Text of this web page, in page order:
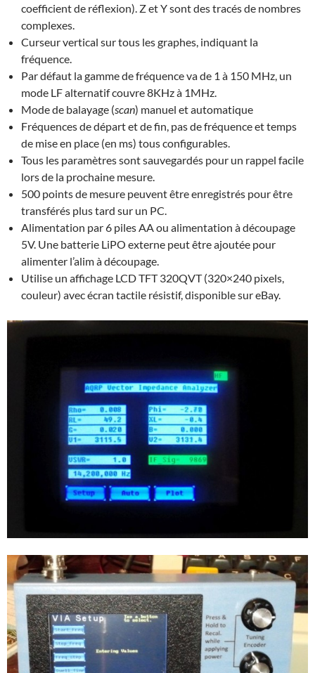
coefficient de réflexion). Z et Y sont des tracés de nombres
complexes.
Curseur vertical sur tous les graphes, indiquant la
fréquence.
Par défaut la gamme de fréquence va de 1 à 150 MHz, un
mode LF alternatif couvre 8KHz à 1MHz.
Mode de balayage (scan) manuel et automatique
Fréquences de départ et de fin, pas de fréquence et temps
de mise en place (en ms) tous configurables.
Tous les paramètres sont sauvegardés pour un rappel facile
lors de la prochaine mesure.
500 points de mesure peuvent être enregistrés pour être
transférés plus tard sur un PC.
Alimentation par 6 piles AA ou alimentation à découpage
5V. Une batterie LiPO externe peut être ajoutée pour
alimenter l’alim à découpage.
Utilise un affichage LCD TFT 320QVT (320×240 pixels,
couleur) avec écran tactile résistif, disponible sur eBay.